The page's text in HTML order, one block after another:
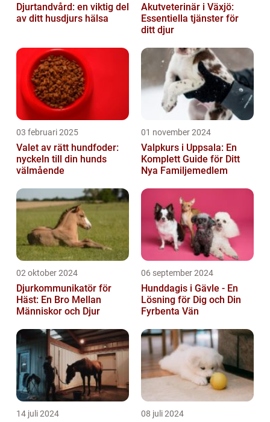
Djurtandvård: en viktig del
av ditt husdjurs hälsa
Akutveterinär i Växjö:
Essentiella tjänster för
ditt djur
03 februari 2025
Valet av rätt hundfoder:
nyckeln till din hunds
välmående
01 november 2024
Valpkurs i Uppsala: En
Komplett Guide för Ditt
Nya Familjemedlem
02 oktober 2024
Djurkommunikatör för
Häst: En Bro Mellan
Människor och Djur
06 september 2024
Hunddagis i Gävle - En
Lösning för Dig och Din
Fyrbenta Vän
14 juli 2024 08 juli 2024